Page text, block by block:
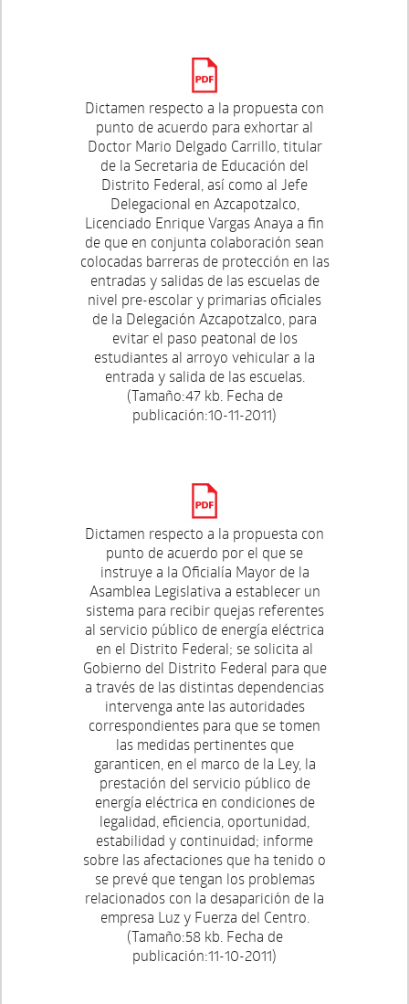
Dictamen respecto a la propuesta con
punto de acuerdo para exhortar al
Doctor Mario Delgado Carrillo, titular
de la Secretaria de Educación del
Distrito Federal, así como al Jefe
Delegacional en Azcapotzalco,
Licenciado Enrique Vargas Anaya a fin
de que en conjunta colaboración sean
colocadas barreras de protección en las
entradas y salidas de las escuelas de
nivel pre-escolar y primarias oficiales
de la Delegación Azcapotzalco, para
evitar el paso peatonal de los
estudiantes al arroyo vehicular a la
entrada y salida de las escuelas.
(Tamaño:47 kb. Fecha de
publicación:10-11-2011)
Dictamen respecto a la propuesta con
punto de acuerdo por el que se
instruye a la Oficialía Mayor de la
Asamblea Legislativa a establecer un
sistema para recibir quejas referentes
al servicio público de energía eléctrica
en el Distrito Federal; se solicita al
Gobierno del Distrito Federal para que
a través de las distintas dependencias
intervenga ante las autoridades
correspondientes para que se tomen
las medidas pertinentes que
garanticen, en el marco de la Ley, la
prestación del servicio público de
energía eléctrica en condiciones de
legalidad, eficiencia, oportunidad,
estabilidad y continuidad; informe
sobre las afectaciones que ha tenido o
se prevé que tengan los problemas
relacionados con la desaparición de la
empresa Luz y Fuerza del Centro.
(Tamaño:58 kb. Fecha de
publicación:11-10-2011)